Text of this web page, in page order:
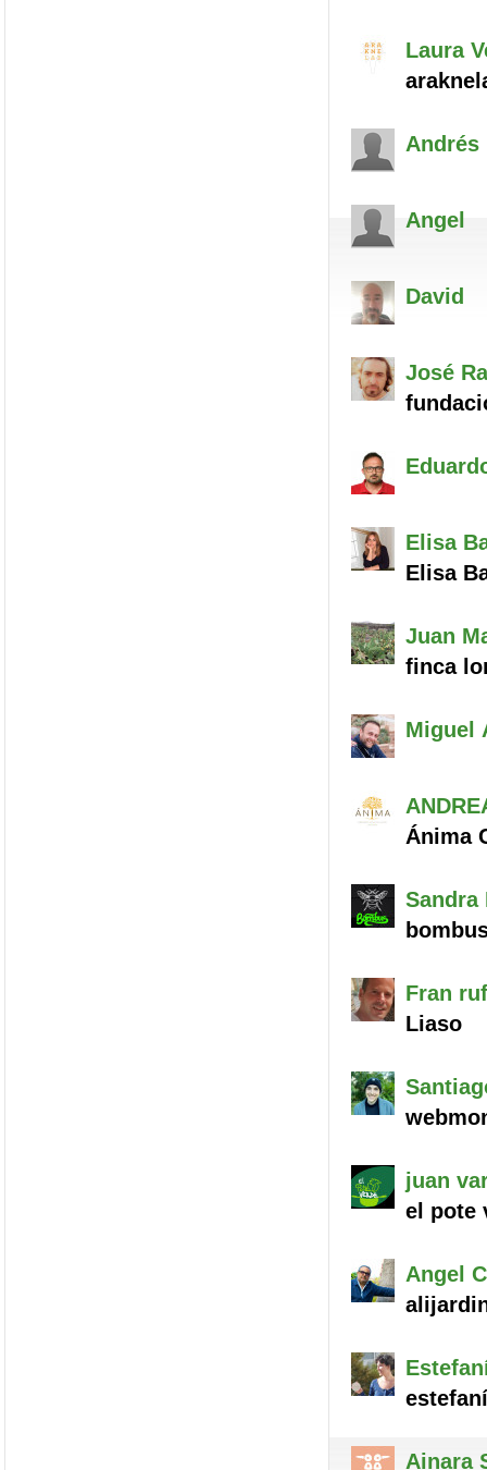
Laura
Andrés
Angel
David
José
Elisa
Elisa
Juan
finca
Miguel
Ánima
Sandra
Fran
Liaso
juan
el pote
Angel
Ainara